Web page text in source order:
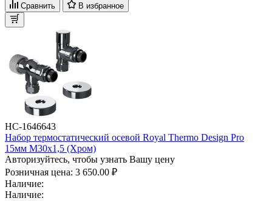
Сравнить В избранное
НС-1646643
Набор термостатический осевой Royal Thermo Design Pro
15мм М30х1,5 (Хром)
Авторизуйтесь, чтобы узнать Вашу цену
Розничная цена: 3 650.00 ₽
Наличие:
Наличие: